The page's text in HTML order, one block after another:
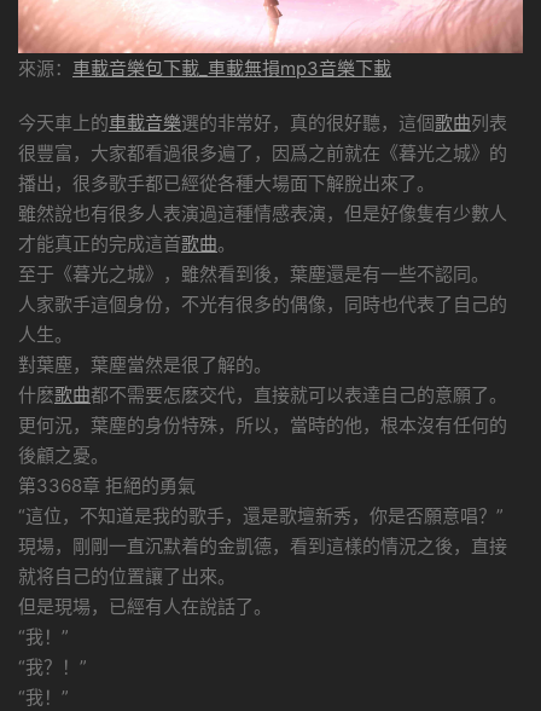
來源： 車載音樂包下載_車載無損mp3音樂下載
今天車上的車載音樂選的非常好，真的很好聽，這個歌曲列表
很豐富，大家都看過很多遍了，因爲之前就在《暮光之城》的
播出，很多歌手都已經從各種大場面下解脫出來了。
雖然說也有很多人表演過這種情感表演，但是好像隻有少數人
才能真正的完成這首歌曲。
至于《暮光之城》，雖然看到後，葉塵還是有一些不認同。
人家歌手這個身份，不光有很多的偶像，同時也代表了自己的
人生。
對葉塵，葉塵當然是很了解的。
什麽歌曲都不需要怎麽交代，直接就可以表達自己的意願了。
更何況，葉塵的身份特殊，所以，當時的他，根本沒有任何的
後顧之憂。
第3368章 拒絕的勇氣
“這位，不知道是我的歌手，還是歌壇新秀，你是否願意唱？”
現場，剛剛一直沉默着的金凱德，看到這樣的情況之後，直接
就将自己的位置讓了出來。
但是現場，已經有人在說話了。
“我！”
“我？！”
“我！”